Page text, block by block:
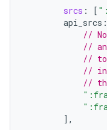
srcs : [
api_srcs :
//
//
// to
// in
//
] ,